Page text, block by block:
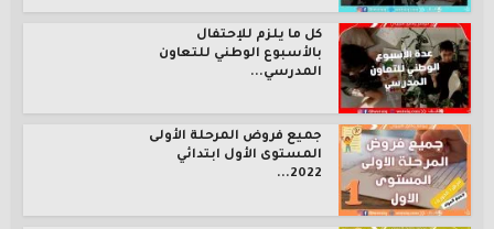
كل ما يلزم للإحتفال
بالأسبوع الوطني للتعاون
المدرسي...
جميع فروض المرحلة الأولى
المستوى الأول ابتدائي
2022...